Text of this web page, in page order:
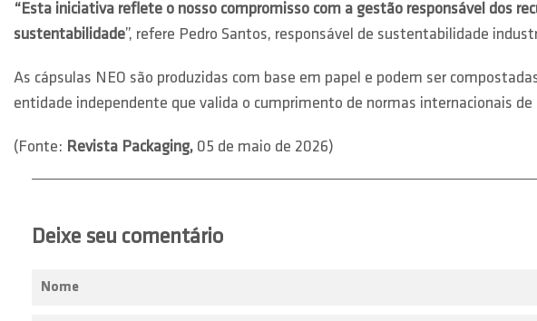
“Esta iniciativa reflete o nosso compromisso com a gestão responsável dos
sustentabilidade”, refere Pedro Santos, responsável de sustentabilidade
As cápsulas NEO são produzidas com base em papel e podem ser
entidade independente que valida o cumprimento de normas internacionais
(Fonte: Revista Packaging, 05 de maio de 2026)
Deixe seu comentário